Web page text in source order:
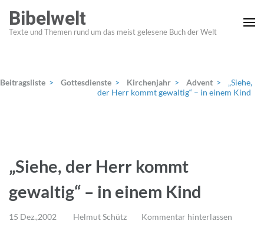
Inhalt
springen
Bibelwelt
Texte und Themen rund um das meist gelesene Buch der Welt
Beitragsliste > Gottesdienste > Kirchenjahr > Advent >
„Siehe,
der Herr kommt gewaltig“ – in einem Kind
„Siehe, der Herr kommt
gewaltig“ – in einem Kind
15 Dez.,2002 Helmut Schütz Kommentar hinterlassen